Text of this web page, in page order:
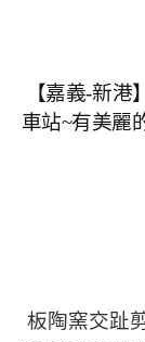
【嘉義-新
車站~有美麗
板陶窯交趾